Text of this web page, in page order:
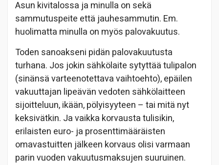
Asun kivitalossa ja minulla on sekä
sammutuspeite että jauhesammutin. Em.
huolimatta minulla on myös palovakuutus.
Toden sanoakseni pidän palovakuutusta
turhana. Jos jokin sähkölaite sytyttää tulipalon
(sinänsä varteenotettava vaihtoehto), epäilen
vakuuttajan lipeävän vedoten sähkölaitteen
sijoitteluun, ikään, pölyisyyteen – tai mitä nyt
keksivätkin. Ja vaikka korvausta tulisikin,
erilaisten euro- ja prosenttimääräisten
omavastuitten jälkeen korvaus olisi varmaan
parin vuoden vakuutusmaksujen suuruinen.